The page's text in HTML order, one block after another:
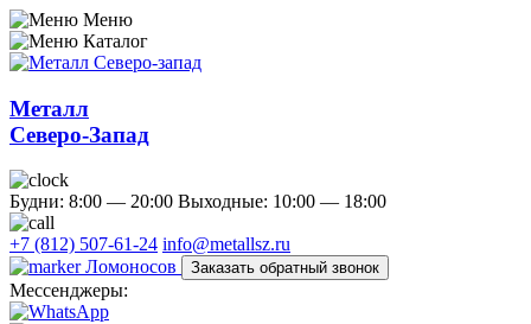
Меню
Каталог
Металл
Северо-Запад
Будни: 8:00 — 20:00 Выходные: 10:00 — 18:00
+7 (812) 507-61-24 info@metallsz.ru
Ломоносов
Заказать обратный звонок
Мессенджеры: